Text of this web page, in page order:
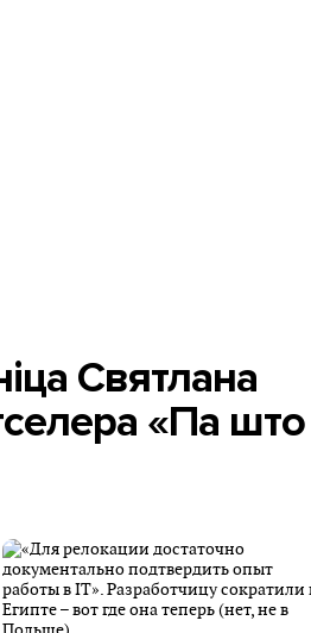
Святлана
«Па што